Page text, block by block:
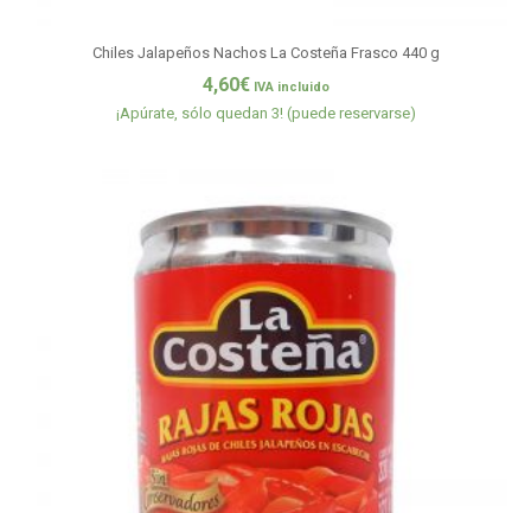
Chiles Jalapeños Nachos La Costeña Frasco 440 g
4,60€ IVA incluido
¡Apúrate, sólo quedan 3! (puede reservarse)